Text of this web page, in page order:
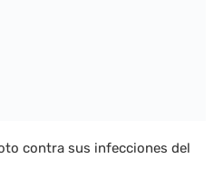
contra sus infecciones del